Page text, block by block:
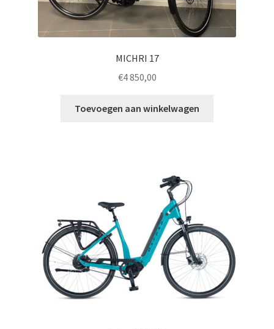
MICHRI 17
€4 850,00
Toevoegen aan winkelwagen